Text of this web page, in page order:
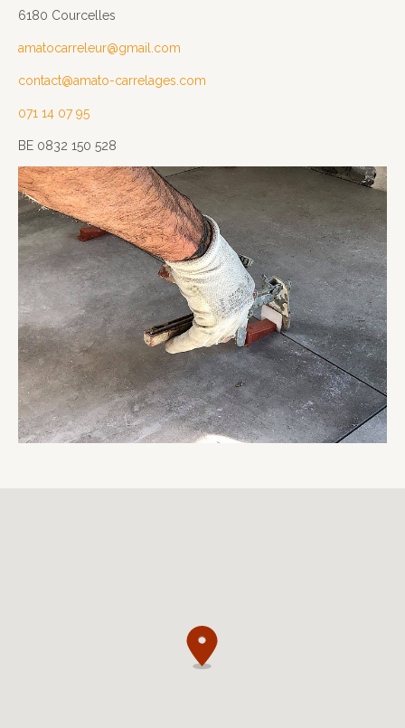
6180 Courcelles
amatocarreleur@gmail.com
contact@amato-carrelages.com
071 14 07 95
BE 0832 150 528